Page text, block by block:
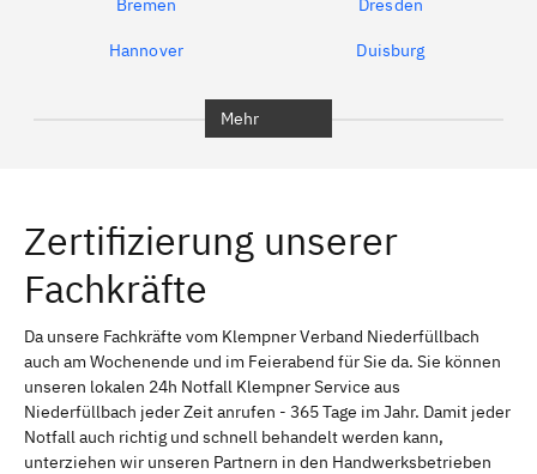
Hannover Duisburg
Erlangen Bamberg
Bayreuth
Schweinfurt Passau
Freising Rudelsdorf, Mittelfranken
Mehr
Zertifizierung unserer
Fachkräfte
Da unsere Fachkräfte vom Klempner Verband Niederfüllbach
auch am Wochenende und im Feierabend für Sie da. Sie können
unseren lokalen 24h Notfall Klempner Service aus
Niederfüllbach jeder Zeit anrufen - 365 Tage im Jahr. Damit jeder
Notfall auch richtig und schnell behandelt werden kann,
unterziehen wir unseren Partnern in den Handwerksbetrieben